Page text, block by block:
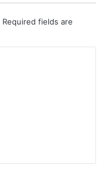
Required fields are